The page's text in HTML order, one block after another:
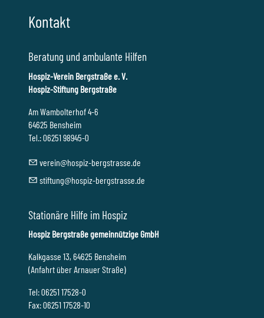
Kontakt
Beratung und ambulante Hilfen
Hospiz-Verein Bergstraße e. V.
Hospiz-Stiftung Bergstraße
Am Wambolterhof 4-6
64625 Bensheim
Tel.: 06251 98945-0
v r n h sp z-b rgstr ss d
stft ng h sp z-b rgstr ss d
Stationäre Hilfe im Hospiz
Hospiz Bergstraße gemeinnützige GmbH
Kalkgasse 13, 64625 Bensheim
(Anfahrt über Arnauer Straße)
Tel: 06251 17528-0
Fax: 06251 17528-10